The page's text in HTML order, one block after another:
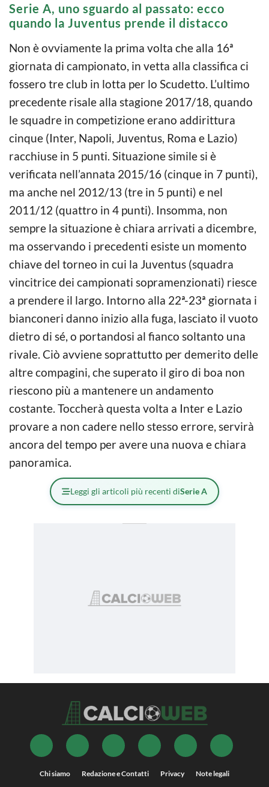
Serie A, uno sguardo al passato: ecco
quando la Juventus prende il distacco
Non è ovviamente la prima volta che alla 16ª
giornata di campionato, in vetta alla classifica ci
fossero tre club in lotta per lo Scudetto. L’ultimo
precedente risale alla stagione 2017/18, quando
le squadre in competizione erano addirittura
cinque (Inter, Napoli, Juventus, Roma e Lazio)
racchiuse in 5 punti. Situazione simile si è
verificata nell’annata 2015/16 (cinque in 7 punti),
ma anche nel 2012/13 (tre in 5 punti) e nel
2011/12 (quattro in 4 punti). Insomma, non
sempre la situazione è chiara arrivati a dicembre,
ma osservando i precedenti esiste un momento
chiave del torneo in cui la Juventus (squadra
vincitrice dei campionati sopramenzionati) riesce
a prendere il largo. Intorno alla 22ª-23ª giornata i
bianconeri danno inizio alla fuga, lasciato il vuoto
dietro di sé, o portandosi al fianco soltanto una
rivale. Ciò avviene soprattutto per demerito delle
altre compagini, che superato il giro di boa non
riescono più a mantenere un andamento
costante. Toccherà questa volta a Inter e Lazio
provare a non cadere nello stesso errore, servirà
ancora del tempo per avere una nuova e chiara
panoramica.
Leggi gli articoli più recenti diSerie A
Chi siamo Redazione e Contatti Privacy Note legali